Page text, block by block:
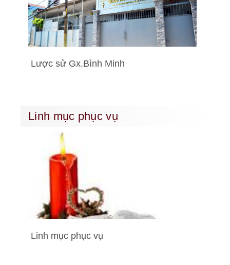
Lược sử Gx.Bình Minh
Linh mục phục vụ
Linh mục phục vụ